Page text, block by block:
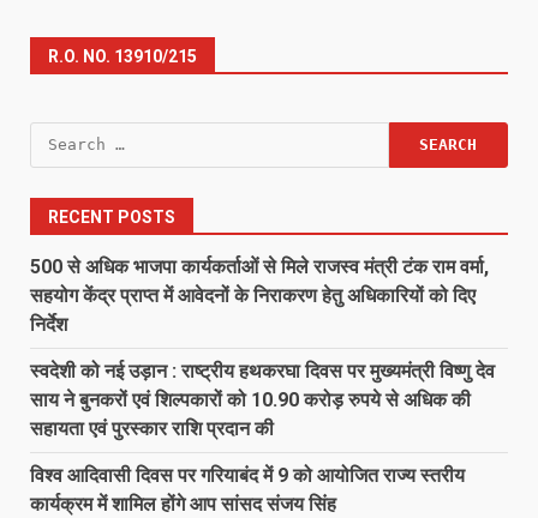
R.O. NO. 13910/215
Search
for:
RECENT POSTS
500 से अधिक भाजपा कार्यकर्ताओं से मिले राजस्व मंत्री टंक राम वर्मा,
सहयोग केंद्र प्राप्त में आवेदनों के निराकरण हेतु अधिकारियों को दिए
निर्देश
स्वदेशी को नई उड़ान : राष्ट्रीय हथकरघा दिवस पर मुख्यमंत्री विष्णु देव
साय ने बुनकरों एवं शिल्पकारों को 10.90 करोड़ रुपये से अधिक की
सहायता एवं पुरस्कार राशि प्रदान की
विश्व आदिवासी दिवस पर गरियाबंद में 9 को आयोजित राज्य स्तरीय
कार्यक्रम में शामिल होंगे आप सांसद संजय सिंह